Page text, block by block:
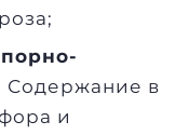
Содержание в
и